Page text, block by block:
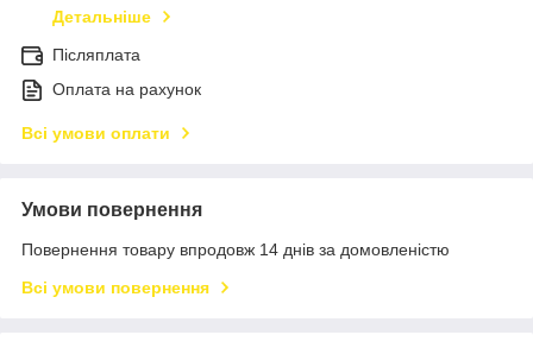
Детальніше
Післяплата
Оплата на рахунок
Всі умови оплати
Умови повернення
Повернення товару впродовж 14 днів за домовленістю
Всі умови повернення